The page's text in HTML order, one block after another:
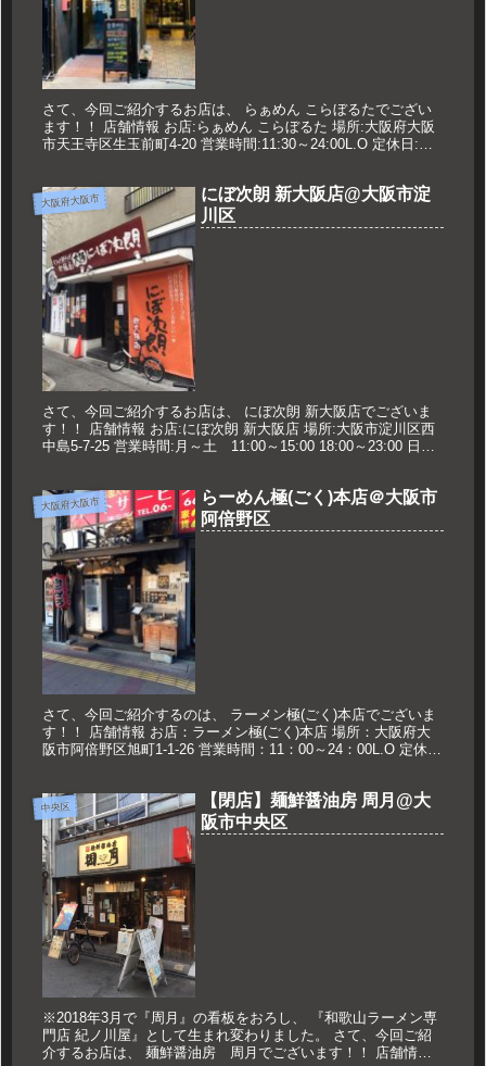
さて、今回ご紹介するお店は、 らぁめん こらぼるたでござい
ます！！ 店舗情報 お店:らぁめん こらぼるた 場所:大阪府大阪
市天王寺区生玉前町4-20 営業時間:11:30～24:00L.O 定休日:な
大阪府大阪市
にぼ次朗 新大阪店@大阪市淀
川区
さて、今回ご紹介するお店は、 にぼ次朗 新大阪店でございま
す！！ 店舗情報 お店:にぼ次朗 新大阪店 場所:大阪市淀川区西
中島5-7-25 営業時間:月～土 11:00～15:00 18:00～23:00 日・
大阪府大阪市
らーめん極(ごく)本店＠大阪市
阿倍野区
さて、今回ご紹介するのは、 ラーメン極(ごく)本店でございま
す！！ 店舗情報 お店：ラーメン極(ごく)本店 場所：大阪府大
阪市阿倍野区旭町1-1-26 営業時間：11：00～24：00L.O 定休
中央区
【閉店】麺鮮醤油房 周月@大
阪市中央区
※2018年3月で『周月』の看板をおろし、 『和歌山ラーメン専
門店 紀ノ川屋』として生まれ変わりました。 さて、今回ご紹
介するお店は、 麺鮮醤油房 周月でございます！！ 店舗情報